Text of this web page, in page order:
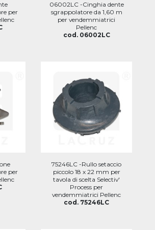
per
06002LC -Cinghia dente
sgrappolatore da 1,60 m
per vendemmiatrici
Pellenc
cod. 06002LC
per
75246LC -Rullo setaccio
piccolo 18 x 22 mm per
tavola di scelta Selectiv'
Process per
vendemmiatrici Pellenc
cod. 75246LC